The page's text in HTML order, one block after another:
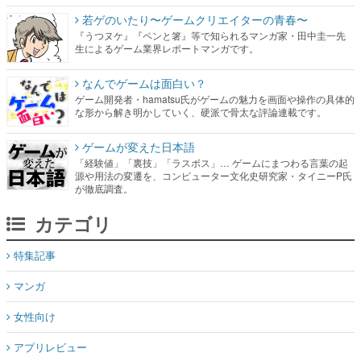
若ゲのいたり〜ゲームクリエイターの青春〜
『うつヌケ』『ペンと箸』等で知られるマンガ家・田中圭一先
生によるゲーム業界レポートマンガです。
なんでゲームは面白い？
ゲーム開発者・hamatsu氏がゲームの魅力を画面や操作の具体的
な形から解き明かしていく、硬派で骨太な評論連載です。
ゲームが変えた日本語
「経験値」「裏技」「ラスボス」… ゲームにまつわる言葉の起
源や用法の変遷を、コンピューター文化史研究家・タイニーP氏
が徹底調査。
カテゴリ
特集記事
マンガ
女性向け
アプリレビュー